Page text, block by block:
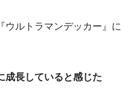
ウルトラマンデッカー』に
成長していると感じた